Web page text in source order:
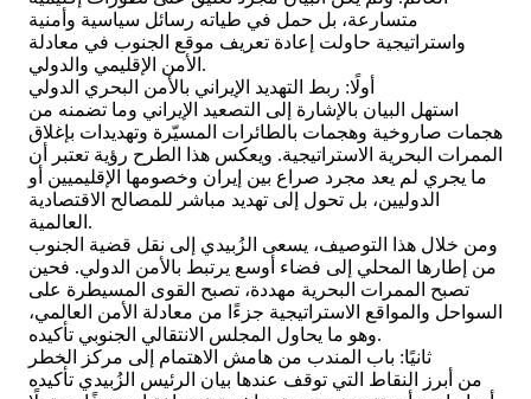
متسارعة، بل حمل في طياته رسائل سياسية وأمنية
واستراتيجية حاولت إعادة تعريف موقع الجنوب في معادلة
الأمن الإقليمي والدولي.
أولًا: ربط التهديد الإيراني بالأمن البحري الدولي
استهل البيان بالإشارة إلى التصعيد الإيراني وما تضمنه من
هجمات صاروخية وهجمات بالطائرات المسيّرة وتهديدات بإغلاق
الممرات البحرية الاستراتيجية. ويعكس هذا الطرح رؤية تعتبر أن
ما يجري لم يعد مجرد صراع بين إيران وخصومها الإقليميين أو
الدوليين، بل تحول إلى تهديد مباشر للمصالح الاقتصادية
العالمية.
ومن خلال هذا التوصيف، يسعى الزُبيدي إلى نقل قضية الجنوب
من إطارها المحلي إلى فضاء أوسع يرتبط بالأمن الدولي. فحين
تصبح الممرات البحرية مهددة، تصبح القوى المسيطرة على
السواحل والمواقع الاستراتيجية جزءًا من معادلة الأمن العالمي،
وهو ما يحاول المجلس الانتقالي الجنوبي تأكيده.
ثانيًا: باب المندب من هامش الاهتمام إلى مركز الخطر
من أبرز النقاط التي توقف عندها بيان الرئيس الزُبيدي تأكيده